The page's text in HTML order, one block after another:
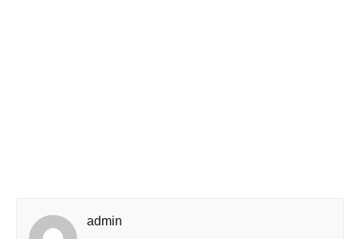
admin